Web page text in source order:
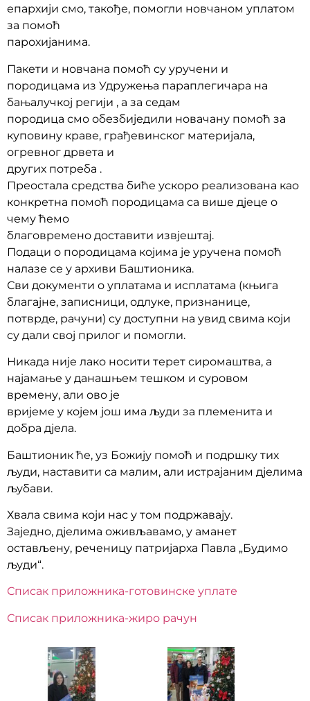
епархији смо, такође, помогли новчаном уплатом
за помоћ
парохијанима.
Пакети и новчана помоћ су уручени и
породицама из Удружења параплегичара на
бањалучкој регији , а за седам
породица смо обезбиједили новачану помоћ за
куповину краве, грађевинског материјала,
огревног дрвета и
других потреба .
Преостала средства биће ускоро реализована као
конкретна помоћ породицама са више дјеце о
чему ћемо
благовремено доставити извјештај.
Подаци о породицама којима је уручена помоћ
налазе се у архиви Баштионика.
Сви документи о уплатама и исплатама (књига
благајне, записници, одлуке, признанице,
потврде, рачуни) су доступни на увид свима који
су дали свој прилог и помогли.
Никада није лако носити терет сиромаштва, а
најамање у данашњем тешком и суровом
времену, али ово је
вријеме у којем још има људи за племенита и
добра дјела.
Баштионик ће, уз Божију помоћ и подршку тих
људи, наставити са малим, али истрајаним дјелима
љубави.
Хвала свима који нас у том подржавају.
Заједно, дјелима оживљавамо, у аманет
остављену, реченицу патријарха Павла „Будимо
људи“.
Списак приложника-готовинске уплате
Списак приложника-жиро рачун